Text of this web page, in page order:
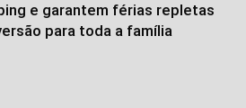
e garantem férias repletas
para toda a família